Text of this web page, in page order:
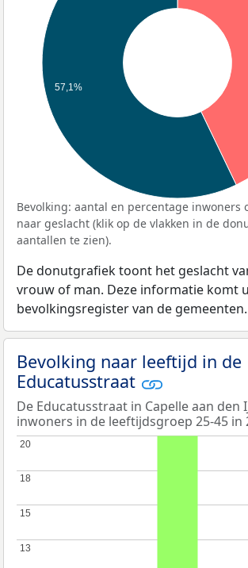
57,1%
Bevolking: aantal en percentage inwoners
naar geslacht (klik op de vlakken in de
aantallen te zien).
De donutgrafiek toont het geslacht
vrouw of man. Deze informatie komt
bevolkingsregister van de gemeenten.
Bevolking naar leeftijd in de
Educatusstraat
De Educatusstraat in Capelle aan den
inwoners in de leeftijdsgroep 25-45 in
13
13
15
15
18
18
20
20